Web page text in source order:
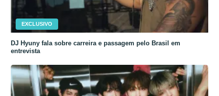
EXCLUSIVO
DJ Hyuny fala sobre carreira e passagem pelo Brasil em
entrevista